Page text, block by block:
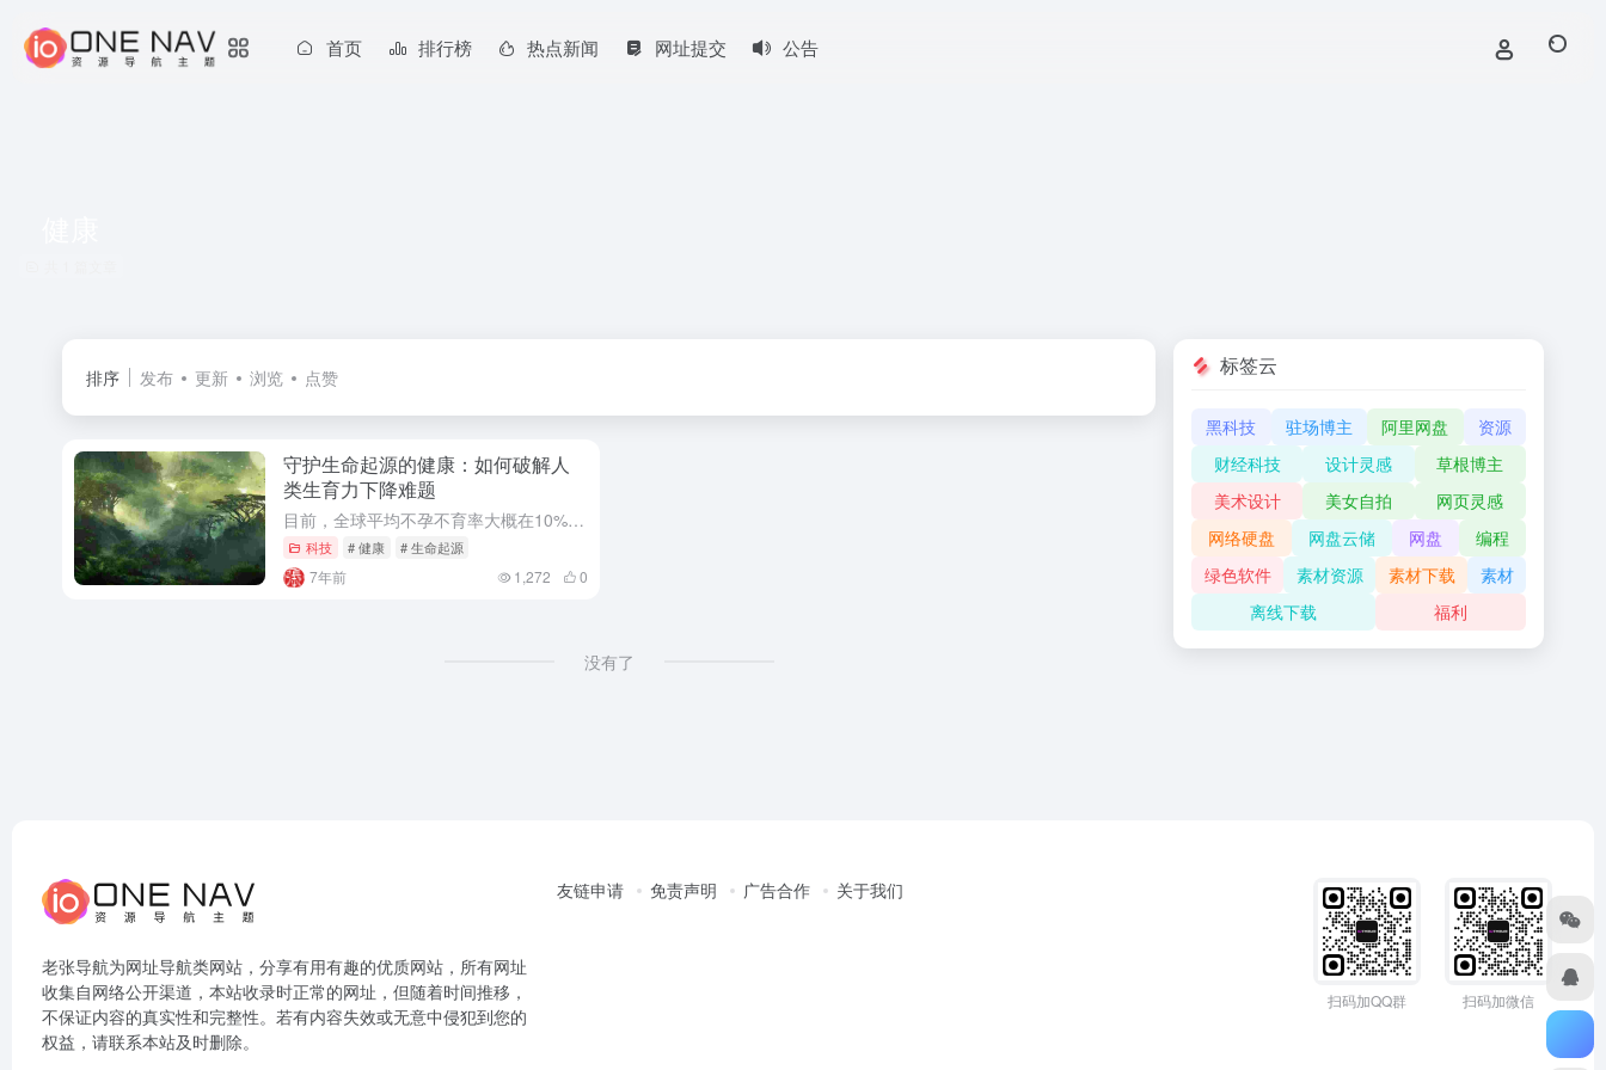
首页 排行榜 热点新闻 网址提交 公告
排序 发布 更新 浏览 点赞
守护生命起源的健康：如何破解人
类生育力下降难题
目前，全球平均不孕不育率大概在10% -15%左右，我国约为15%。中国不孕夫妇约为1200-1500万对，自然妊娠人群流产率高达10%。另外，我国婴儿出生缺陷率为5.6%，每年新增约90万例患儿。 ...
科技 # 健康 # 生命起源
7年前 1,272 0
没有了
标签云
黑科技 驻场博主 阿里网盘
资源
财经科技
设计灵感
草根博主
美术设计
美女自拍
网页灵感
网络硬盘
网盘云储 网盘
编程
绿色软件
素材资源 素材下载
素材
离线下载
福利
老张导航为网址导航类网站，分享有用有趣的优质网站，所有网址
收集自网络公开渠道，本站收录时正常的网址，但随着时间推移，
不保证内容的真实性和完整性。若有内容失效或无意中侵犯到您的
权益，请联系本站及时删除。
友链申请 免责声明 广告合作 关于我们
扫码加QQ群 扫码加微信